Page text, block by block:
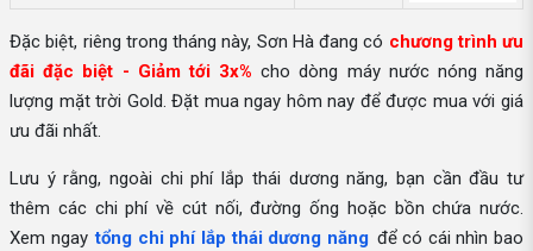
Đặc biệt, riêng trong tháng này, Sơn Hà đang có chương trình ưu
đãi đặc biệt - Giảm tới 3x%cho dòng máy nước nóng năng
lượng mặt trời Gold. Đặt mua ngay hôm nay để được mua với giá
ưu đãi nhất.
Lưu ý rằng, ngoài chi phí lắp thái dương năng, bạn cần đầu tư
thêm các chi phí về cút nối, đường ống hoặc bồn chứa nước.
Xem ngay tổng chi phí lắp thái dương năng để có cái nhìn bao